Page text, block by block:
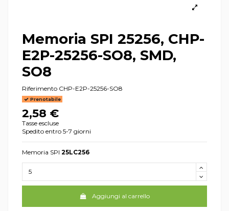
Memoria SPI 25256, CHP-
E2P-25256-SO8, SMD,
SO8
Riferimento CHP-E2P-25256-SO8
Prenotabile
2,58 €
Tasse escluse
Spedito entro 5-7 giorni
Memoria SPI 25LC256
Aggiungi al carrello